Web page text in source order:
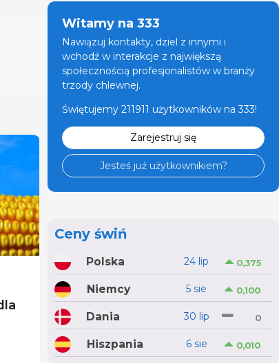
Witamy na 333
Nawiązuj kontakty, dziel z innymi i
wchodź w interakcje z największą
społecznością profesjonalistów w branży
trzody chlewnej.
Świętujemy 211911 użytkowników na 333!
Zarejestruj się
Jesteś już użytkownikiem?
Ceny świń
Polska 24 lip 0,375
Niemcy 5 sie 0,100
Dania 30 lip 0
Hiszpania 6 sie 0,010